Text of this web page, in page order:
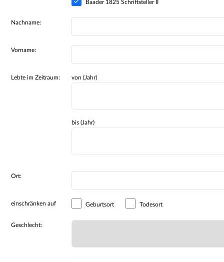
Baader 1825 Schriftsteller II
Nachname:
Vorname:
Lebte im Zeitraum: von (Jahr)
bis (Jahr)
Ort:
einschränken auf Geburtsort Todesort
Geschlecht: